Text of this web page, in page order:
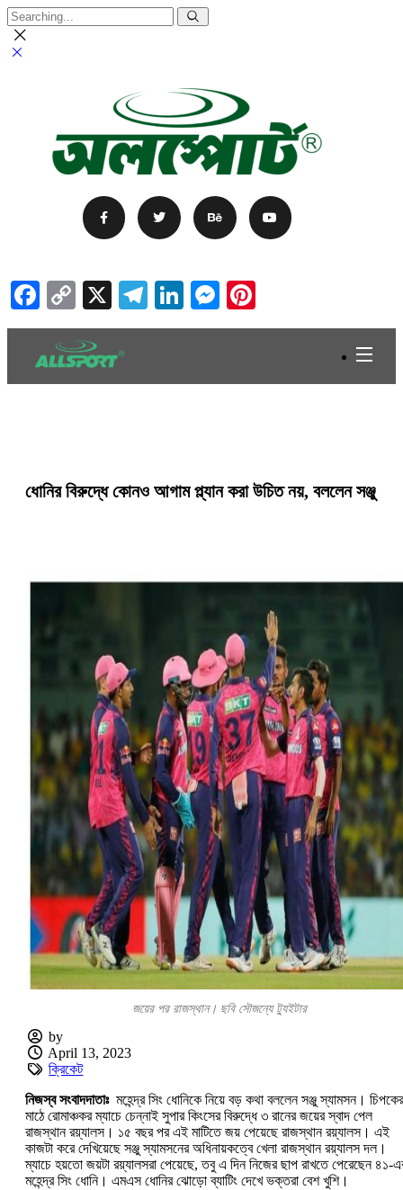
Facebook
Copy
Link
X Telegram
LinkedIn
Messenger
ধোনির বিরুদ্ধে কোনও আগাম প্ল্যান করা উচিত নয়, বললেন সঞ্জু
জয়ের পর রাজস্থান। ছবি সৌজন্যে ট্যুইটার
by
April 13, 2023
ক্রিকেট
নিজস্ব সংবাদদাতাঃ মহেন্দ্র সিং ধোনিকে নিয়ে বড় কথা বললেন সঞ্জু স্যামসন। চিপকের
মাঠে রোমাঞ্চকর ম্যাচে চেন্নাই সুপার কিংসের বিরুদ্ধে ৩ রানের জয়ের স্বাদ পেল
রাজস্থান রয়্যালস। ১৫ বছর পর এই মাটিতে জয় পেয়েছে রাজস্থান রয়্যালস। এই
কাজটা করে দেখিয়েছে সঞ্জু স্যামসনের অধিনায়কত্বে খেলা রাজস্থান রয়্যালস দল।
ম্যাচে হয়তো জয়টা রয়্যালসরা পেয়েছে, তবু এ দিন নিজের ছাপ রাখতে পেরেছেন ৪১-
মহেন্দ্র সিং ধোনি। এমএস ধোনির ঝোড়ো ব্যাটিং দেখে ভক্তরা বেশ খুশি।